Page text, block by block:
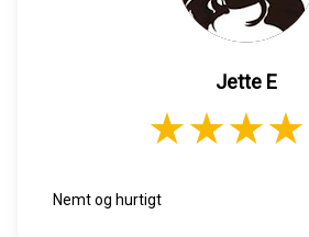
Jette E
Nemt og hurtigt